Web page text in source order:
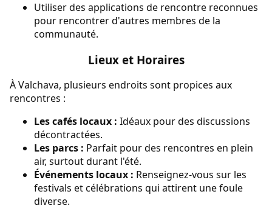
Utiliser des applications de rencontre reconnues
pour rencontrer d'autres membres de la
communauté.
Lieux et Horaires
À Valchava, plusieurs endroits sont propices aux
rencontres :
Les cafés locaux : Idéaux pour des discussions
décontractées.
Les parcs : Parfait pour des rencontres en plein
air, surtout durant l'été.
Événements locaux : Renseignez-vous sur les
festivals et célébrations qui attirent une foule
diverse.